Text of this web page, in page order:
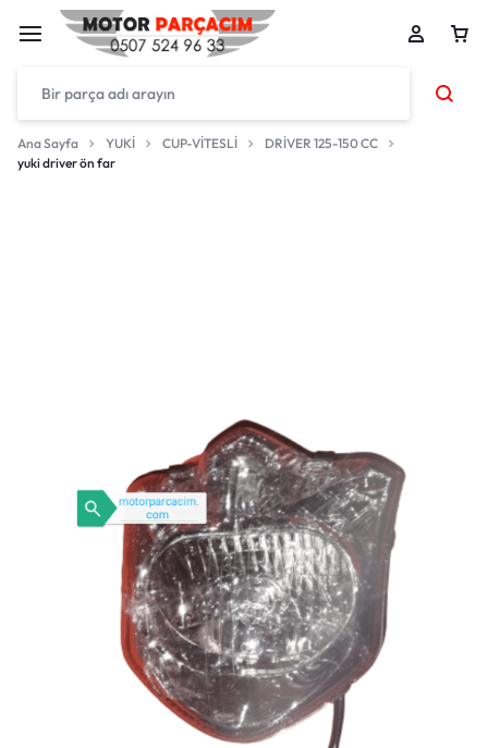
Ana Sayfa YUKİ CUP-VİTESLİ
DRİVER 125-150 CC
yuki driver ön far